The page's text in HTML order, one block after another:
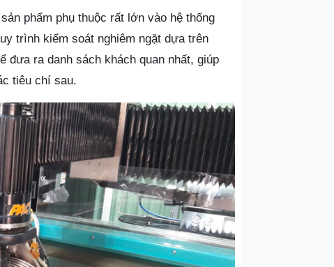
phẩm phụ thuộc rất lớn vào hệ thống
trình kiểm soát nghiêm ngặt dựa trên
đưa ra danh sách khách quan nhất, giúp
tiêu chí sau.